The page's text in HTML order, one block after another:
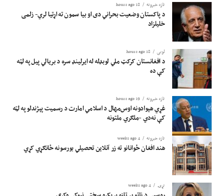
تازه خبرونه 18 hours ago
د پاکستان وضعیت بحراني دی او بیا سمون ته اړتیا لري- زلمی
خلیلزاد
لوبی 18 hours ago
د افغانستان کرکټ ملي لوبډله له ایرلینډ سره د بریالي پیل په لټه
کې ده
تازه خبرونه 19 hours ago
غړي هېوادونه اوس‌مهال د اسلامي امارت د رسمیت پېژندلو په لټه
کې نه‌دي -ملګري ملتونه
تازه خبرونه 4 weeks ago
هند افغان ځوانانو ته زر آنلاین تحصیلي بورسونه ځانګړي کړي
نړۍ 4 weeks ago